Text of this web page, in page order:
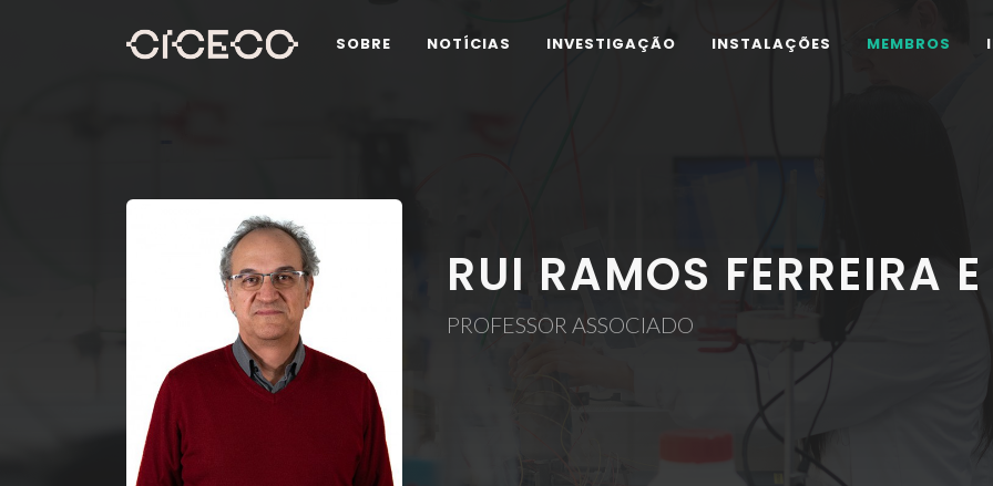
SOBRE NOTÍCIAS INVESTIGAÇÃO INSTALAÇÕES MEMBROS
RUI RAMOS FERREIRA
PROFESSOR ASSOCIADO